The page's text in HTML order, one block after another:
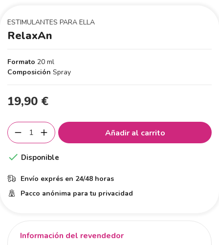
ESTIMULANTES PARA ELLA
RelaxAn
Formato 20 ml
Composición Spray
19,90 €
Añadir al carrito
 Disponible
Envío exprés en 24/48 horas
Pacco anónima para tu privacidad
Información del revendedor